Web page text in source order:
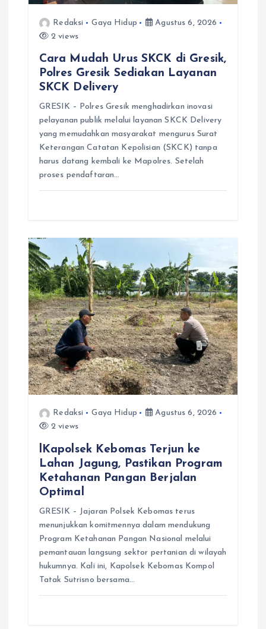
Redaksi Gaya Hidup
Agustus 6, 2026
2 views
Cara Mudah Urus SKCK di Gresik,
Polres Gresik Sediakan Layanan
SKCK Delivery
GRESIK – Polres Gresik menghadirkan inovasi
pelayanan publik melalui layanan SKCK Delivery
yang memudahkan masyarakat mengurus Surat
Keterangan Catatan Kepolisian (SKCK) tanpa
harus datang kembali ke Mapolres. Setelah
proses pendaftaran…
Redaksi Gaya Hidup
Agustus 6, 2026
2 views
lKapolsek Kebomas Terjun ke
Lahan Jagung, Pastikan Program
Ketahanan Pangan Berjalan
Optimal
GRESIK – Jajaran Polsek Kebomas terus
menunjukkan komitmennya dalam mendukung
Program Ketahanan Pangan Nasional melalui
pemantauan langsung sektor pertanian di wilayah
hukumnya. Kali ini, Kapolsek Kebomas Kompol
Tatak Sutrisno bersama…